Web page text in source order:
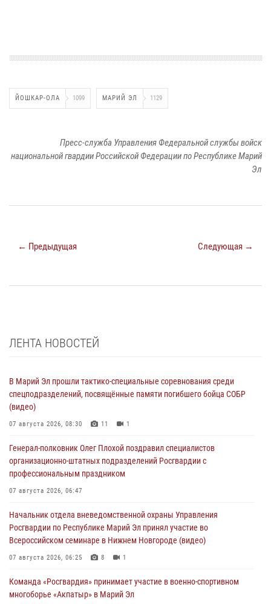
ЙОШКАР-ОЛА 1099 МАРИЙ ЭЛ 1129
Пресс-служба Управления Федеральной службы войск
национальной гвардии Российской Федерации по Республике Марий
Эл
← Предыдущая Следующая →
ЛЕНТА НОВОСТЕЙ
В Марий Эл прошли тактико-специальные соревнования среди
спецподразделений, посвящённые памяти погибшего бойца СОБР
(видео)
07 августа 2026, 08:30 11 1
Генерал-полковник Олег Плохой поздравил специалистов
организационно-штатных подразделений Росгвардии с
профессиональным праздником
07 августа 2026, 06:47
Начальник отдела вневедомственной охраны Управления
Росгвардии по Республике Марий Эл принял участие во
Всероссийском семинаре в Нижнем Новгороде (видео)
07 августа 2026, 06:25 8 1
Команда «Росгвардия» принимает участие в военно-спортивном
многоборье «Акпатыр» в Марий Эл